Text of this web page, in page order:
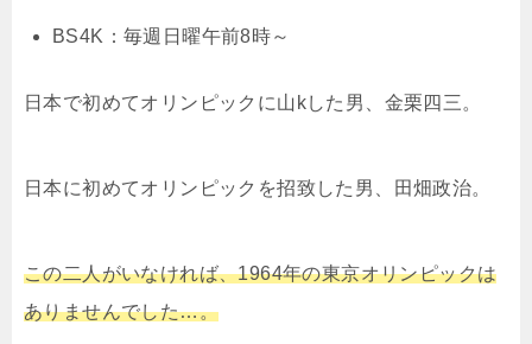
BS4K：毎週日曜午前8時～
日本で初めてオリンピックに山kした男、金栗四三。
日本に初めてオリンピックを招致した男、田畑政治。
この二人がいなければ、1964年の東京オリンピックは
ありませんでした…。